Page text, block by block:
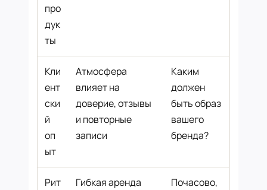
про
дук
ты
Кли
ент
ски
й
оп
ыт
Атмосфера
влияет на
доверие, отзывы
и повторные
записи
Каким
должен
быть образ
вашего
бренда?
Рит
Гибкая аренда
Почасово,